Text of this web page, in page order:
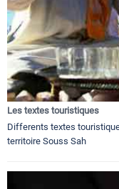
Les textes touristiques
Differents textes
territoire Souss Sah